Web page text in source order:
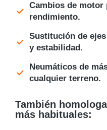
Cambios de motor
rendimiento.
Sustitución de
y estabilidad.
Neumáticos de
cualquier terreno.
También
más habituales: